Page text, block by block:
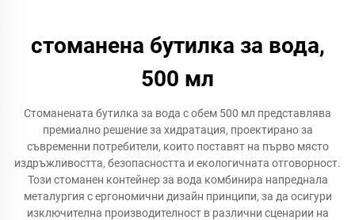
стоманена бутилка за вода,
500 мл
Стоманената бутилка за вода с обем 500 мл представлява
премиално решение за хидратация, проектирано за
съвременни потребители, които поставят на първо място
издръжливостта, безопасността и екологичната отговорност.
Този стоманен контейнер за вода комбинира напреднала
металургия с ергономични дизайн принципи, за да осигури
изключителна производителност в различни сценарии на